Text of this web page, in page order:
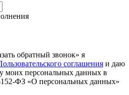
обратный звонок» я
соглашения и даю
моих персональных данных в
ФЗ «О персональных данных»